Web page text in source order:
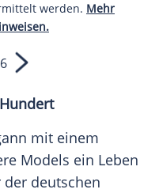
werden. Mehr
mit einem
Models ein Leben
der deutschen